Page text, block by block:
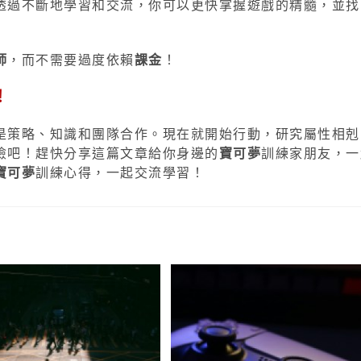
不斷地學習和交流，你可以更快掌握遊戲的精髓，並
，而不需要過度依賴課金 ！
策略、知識和團隊合作。現在就開始行動，研究屬性相
！趕快分享這篇文章給你身邊的寶可夢訓練家朋友，
可夢訓練心得，一起交流學習！